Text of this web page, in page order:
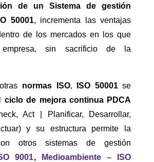
de un Sistema de gestión
50001, incrementa las ventajas
de los mercados en los que
sin sacrificio de la
normas ISO, ISO 50001se
ciclo de mejora continua PDCA
Act | Planificar, Desarrollar,
y su estructura permite la
otros sistemas de gestión
9001,
Medioambiente – ISO